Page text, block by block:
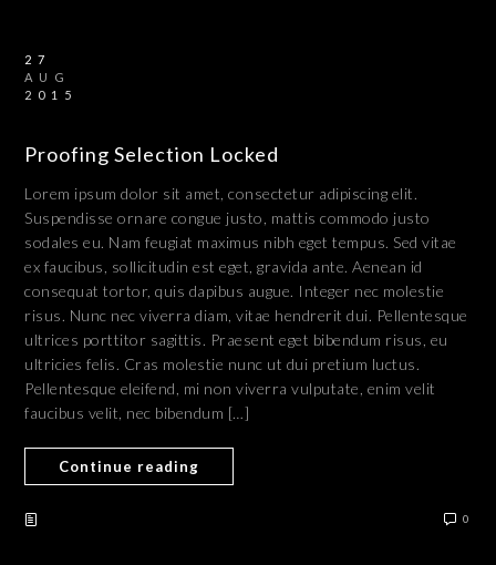
27
AUG
2015
Proofing Selection Locked
Lorem ipsum dolor sit amet, consectetur adipiscing elit.
Suspendisse ornare congue justo, mattis commodo justo
sodales eu. Nam feugiat maximus nibh eget tempus. Sed vitae
ex faucibus, sollicitudin est eget, gravida ante. Aenean id
consequat tortor, quis dapibus augue. Integer nec molestie
risus. Nunc nec viverra diam, vitae hendrerit dui. Pellentesque
ultrices porttitor sagittis. Praesent eget bibendum risus, eu
ultricies felis. Cras molestie nunc ut dui pretium luctus.
Pellentesque eleifend, mi non viverra vulputate, enim velit
faucibus velit, nec bibendum […]
Continue reading
0